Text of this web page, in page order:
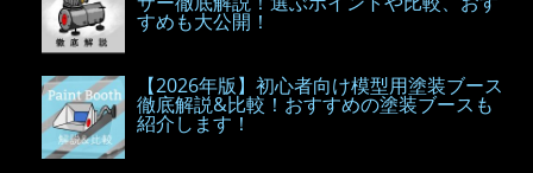
すめも大公開！
【2026年版】初心者向け模型用塗装ブース
徹底解説&比較！おすすめの塗装ブースも
紹介します！